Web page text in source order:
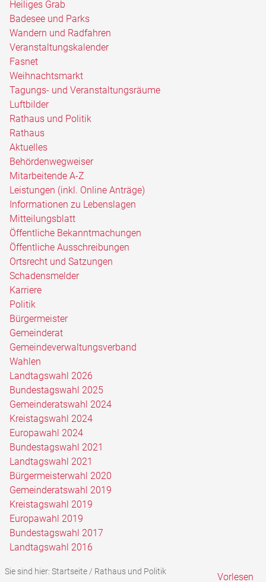
Heiliges Grab
Badesee und Parks
Wandern und Radfahren
Veranstaltungskalender
Fasnet
Weihnachtsmarkt
Tagungs- und Veranstaltungsräume
Luftbilder
Rathaus und Politik
Rathaus
Aktuelles
Behördenwegweiser
Mitarbeitende A-Z
Leistungen (inkl. Online Anträge)
Informationen zu Lebenslagen
Mitteilungsblatt
Öffentliche Bekanntmachungen
Öffentliche Ausschreibungen
Ortsrecht und Satzungen
Schadensmelder
Karriere
Politik
Bürgermeister
Gemeinderat
Gemeindeverwaltungsverband
Wahlen
Landtagswahl 2026
Bundestagswahl 2025
Gemeinderatswahl 2024
Kreistagswahl 2024
Europawahl 2024
Bundestagswahl 2021
Landtagswahl 2021
Bürgermeisterwahl 2020
Gemeinderatswahl 2019
Kreistagswahl 2019
Europawahl 2019
Bundestagswahl 2017
Landtagswahl 2016
Sie sind hier: Startseite/ Rathaus und Politik Vorlesen